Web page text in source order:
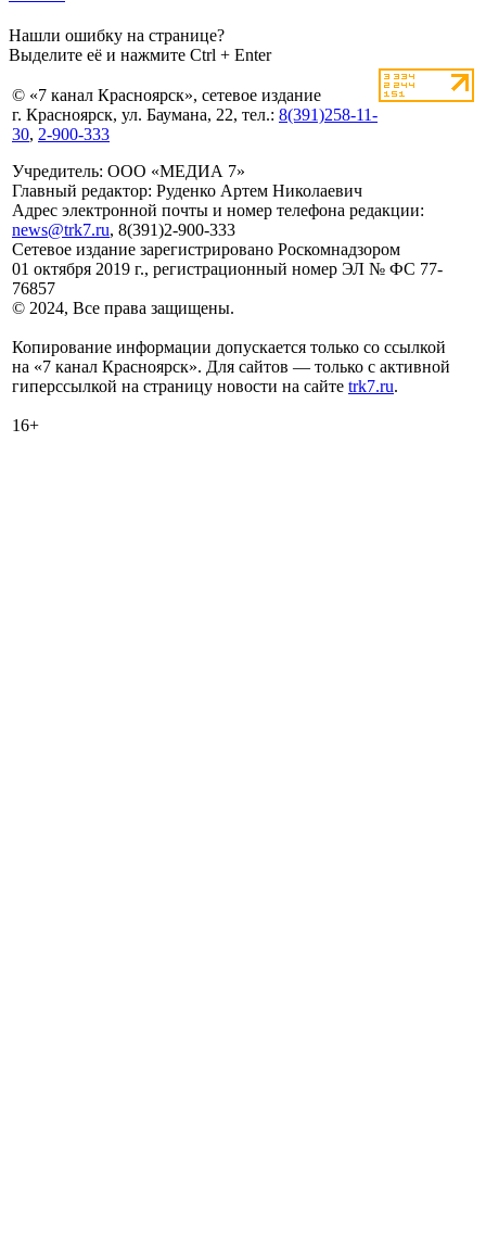
Нашли ошибку на странице?
Выделите её и нажмите Ctrl + Enter
© «7 канал Красноярск», сетевое издание
г. Красноярск, ул. Баумана, 22, тел.: 8(391)258-11-
30, 2-900-333
Учредитель: ООО «МЕДИА 7»
Главный редактор: Руденко Артем Николаевич
Адрес электронной почты и номер телефона редакции:
news@trk7.ru, 8(391)2-900-333
Сетевое издание зарегистрировано Роскомнадзором
01 октября 2019 г., регистрационный номер ЭЛ № ФС 77-
76857
© 2024, Все права защищены.
Копирование информации допускается только со ссылкой
на «7 канал Красноярск». Для сайтов — только с активной
гиперссылкой на страницу новости на сайте trk7.ru.
16+